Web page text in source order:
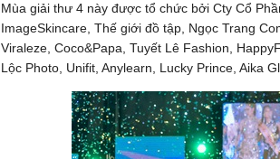
Mùa giải thư 4 này được tổ chức bởi Cty Cổ
ImageSkincare, Thế giới đồ tập, Ngọc Trang
Viraleze, Coco&Papa, Tuyết Lê Fashion,
Lộc Photo, Unifit, Anylearn, Lucky Prince, Aika